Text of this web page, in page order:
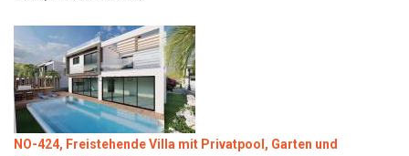
NO-424, Freistehende Villa mit Privatpool, Garten und